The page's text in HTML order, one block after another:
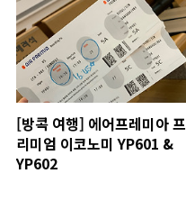
[방콕 여행] 에어프레미아 프
리미엄 이코노미 YP601 &
YP602